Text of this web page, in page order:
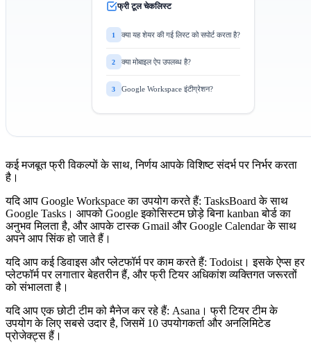
फ्री टूल चेकलिस्ट
1 क्या यह शेयर की गई लिस्ट को सपोर्ट करता है?
2 क्या मोबाइल ऐप उपलब्ध है?
3 Google Workspace इंटीग्रेशन?
कई मजबूत फ्री विकल्पों के साथ, निर्णय आपके विशिष्ट संदर्भ पर निर्भर करता
है।
यदि आप Google Workspace का उपयोग करते हैं: TasksBoard के साथ
Google Tasks। आपको Google इकोसिस्टम छोड़े बिना kanban बोर्ड का
अनुभव मिलता है, और आपके टास्क Gmail और Google Calendar के साथ
अपने आप सिंक हो जाते हैं।
यदि आप कई डिवाइस और प्लेटफॉर्म पर काम करते हैं: Todoist। इसके ऐप्स हर
प्लेटफॉर्म पर लगातार बेहतरीन हैं, और फ्री टियर अधिकांश व्यक्तिगत जरूरतों
को संभालता है।
यदि आप एक छोटी टीम को मैनेज कर रहे हैं: Asana। फ्री टियर टीम के
उपयोग के लिए सबसे उदार है, जिसमें 10 उपयोगकर्ता और अनलिमिटेड
प्रोजेक्ट्स हैं।